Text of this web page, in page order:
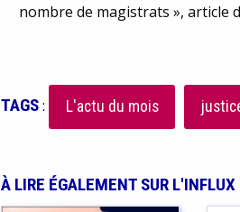
nombre de magistrats », article
TAGS: L'actu du mois
À LIRE ÉGALEMENT SUR L'INFLUX